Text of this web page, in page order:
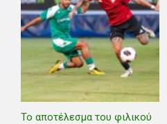
Το αποτέλεσμα του φιλικού